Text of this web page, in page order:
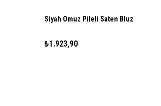
Siyah Omuz Pileli Saten Bluz
₺1.923,90